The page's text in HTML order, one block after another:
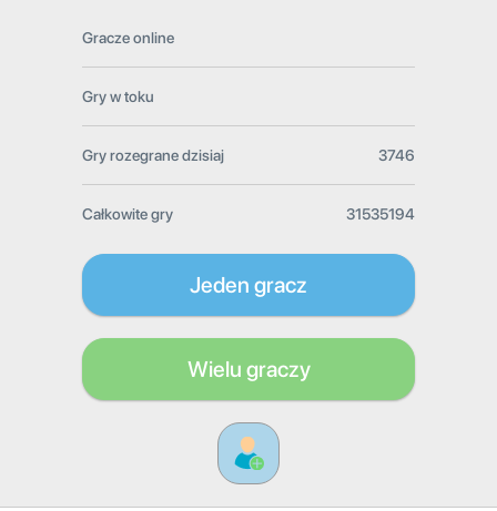
Gracze online
Gry w toku
Gry rozegrane dzisiaj 3746
Całkowite gry 31535194
Jeden gracz
Wielu graczy